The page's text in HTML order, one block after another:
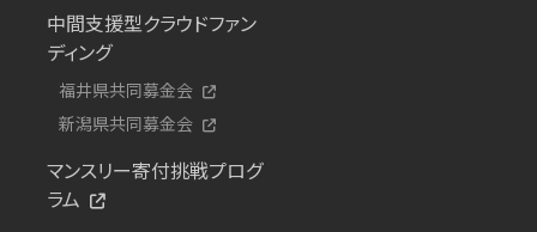
中間支援型クラウドファン
ディング
福井県共同募金会
新潟県共同募金会
マンスリー寄付挑戦プログ
ラム